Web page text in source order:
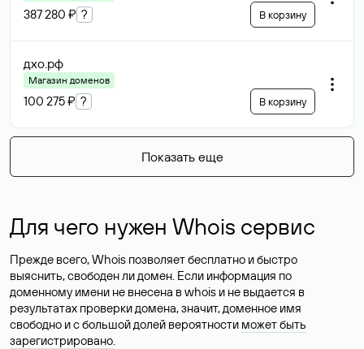
387 280 ₽ ? В корзину
дхо.рф
Магазин доменов
100 275 ₽ ? В корзину
Показать еще
Для чего нужен Whois сервис
Прежде всего, Whois позволяет бесплатно и быстро
выяснить, свободен ли домен. Если информация по
доменному имени не внесена в whois и не выдается в
результатах проверки домена, значит, доменное имя
свободно и с большой долей вероятности может быть
зарегистрировано.